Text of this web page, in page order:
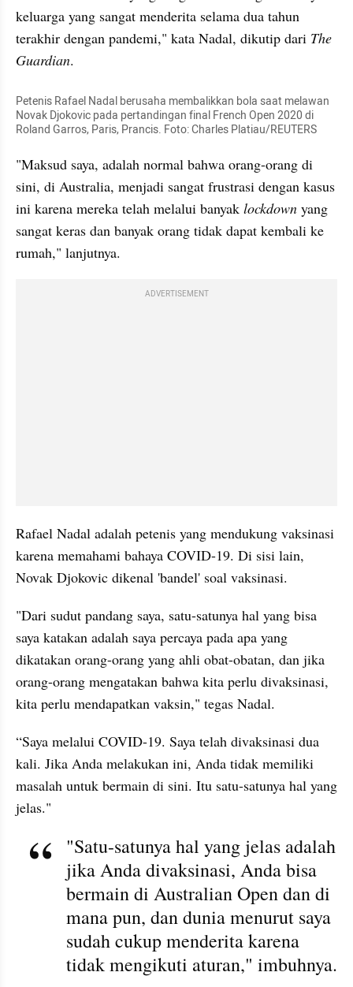
keluarga yang sangat menderita selama dua tahun
terakhir dengan pandemi," kata Nadal, dikutip dari The
Guardian.
Petenis Rafael Nadal berusaha membalikkan bola saat melawan
Novak Djokovic pada pertandingan final French Open 2020 di
Roland Garros, Paris, Prancis. Foto: Charles Platiau/REUTERS
"Maksud saya, adalah normal bahwa orang-orang di
sini, di Australia, menjadi sangat frustrasi dengan kasus
ini karena mereka telah melalui banyak lockdown yang
sangat keras dan banyak orang tidak dapat kembali ke
rumah," lanjutnya.
ADVERTISEMENT
Rafael Nadal adalah petenis yang mendukung vaksinasi
karena memahami bahaya COVID-19. Di sisi lain,
Novak Djokovic dikenal 'bandel' soal vaksinasi.
"Dari sudut pandang saya, satu-satunya hal yang bisa
saya katakan adalah saya percaya pada apa yang
dikatakan orang-orang yang ahli obat-obatan, dan jika
orang-orang mengatakan bahwa kita perlu divaksinasi,
kita perlu mendapatkan vaksin," tegas Nadal.
“Saya melalui COVID-19. Saya telah divaksinasi dua
kali. Jika Anda melakukan ini, Anda tidak memiliki
masalah untuk bermain di sini. Itu satu-satunya hal yang
jelas."
"Satu-satunya hal yang jelas adalah
jika Anda divaksinasi, Anda bisa
bermain di Australian Open dan di
mana pun, dan dunia menurut saya
sudah cukup menderita karena
tidak mengikuti aturan," imbuhnya.